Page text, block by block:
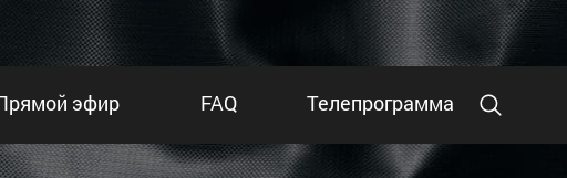
эфир FAQ Телепрограмма